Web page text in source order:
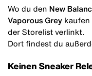
Wo du den New
Vaporous Grey kaufen
der Storelist verlinkt.
Dort findest du
Keinen Sneaker